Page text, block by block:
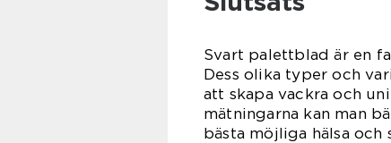
Svart palettblad är en
Dess olika typer och
att skapa vackra och
mätningarna kan man
bästa möjliga hälsa och